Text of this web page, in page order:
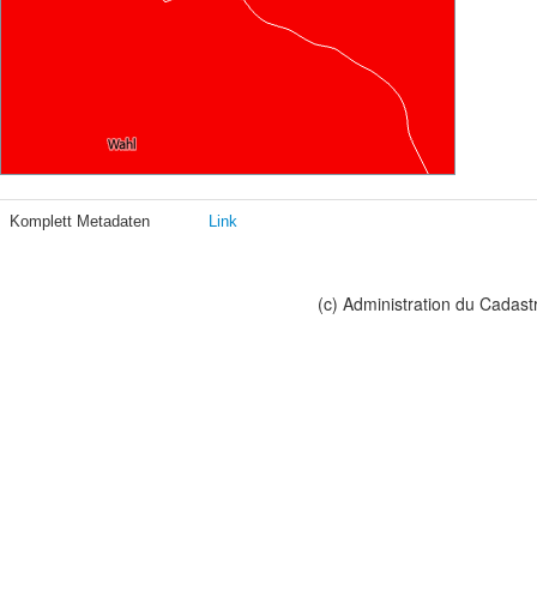
Komplett Metadaten Link
(c) Administration du